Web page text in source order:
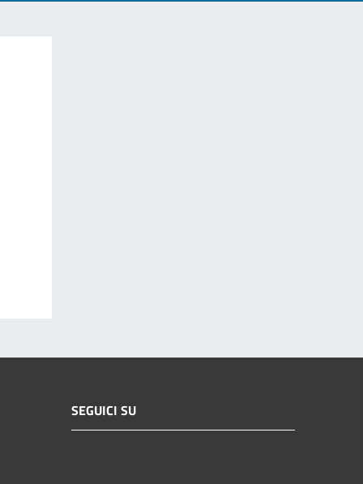
SEGUICI SU